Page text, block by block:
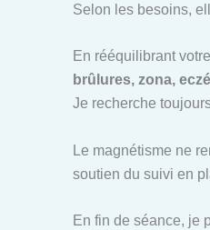
Selon les besoins,
En rééquilibrant
brûlures, zona,
Je recherche
Le magnétisme ne
soutien du suivi en
En fin de séance, je